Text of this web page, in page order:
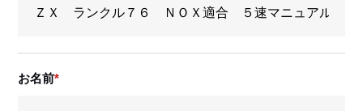
お名前